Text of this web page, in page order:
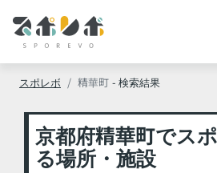
スポレボ 精華町 - 検索結果
京都府精華町でス
る場所・施設